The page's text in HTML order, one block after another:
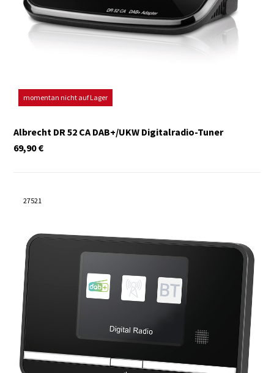
momentan nicht auf Lager
Albrecht DR 52 CA DAB+/UKW Digitalradio-Tuner
€
69,90
27521